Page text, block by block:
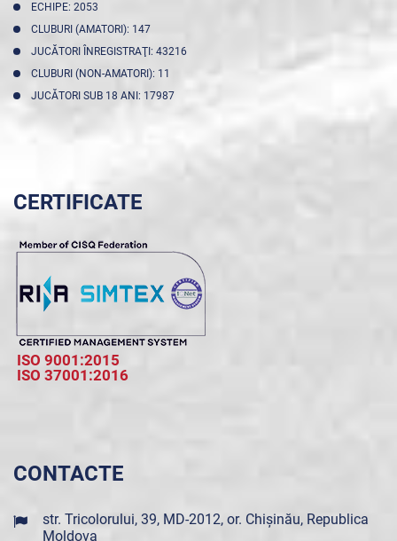
ECHIPE: 2053
CLUBURI (AMATORI): 147
JUCĂTORI ÎNREGISTRAŢI: 43216
CLUBURI (NON-AMATORI): 11
JUCĂTORI SUB 18 ANI: 17987
CERTIFICATE
ISO 9001:2015
ISO 37001:2016
CONTACTE
str. Tricolorului, 39, MD-2012, or. Chișinău, Republica
Moldova